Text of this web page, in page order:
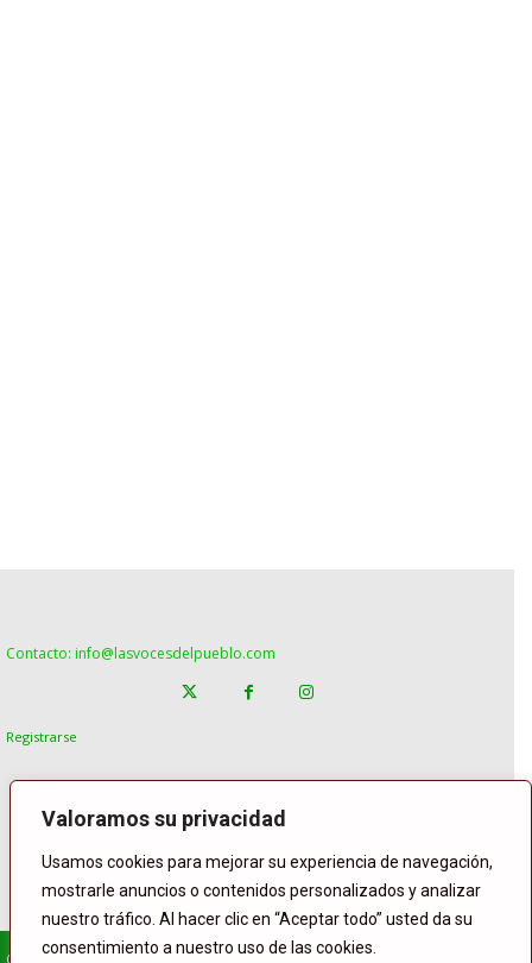
Valoramos su privacidad
Usamos cookies para mejorar su experiencia de navegación,
mostrarle anuncios o contenidos personalizados y analizar
nuestro tráfico. Al hacer clic en “Aceptar todo” usted da su
consentimiento a nuestro uso de las cookies.
Contacto: info@lasvocesdelpueblo.com
Registrarse